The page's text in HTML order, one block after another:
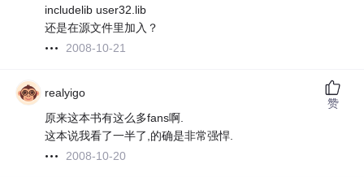
includelib user32.lib
还是在源文件里加入？
2008-10-21
realyigo
原来这本书有这么多fans啊.
这本说我看了一半了,的确是非常强悍.
2008-10-20
赞